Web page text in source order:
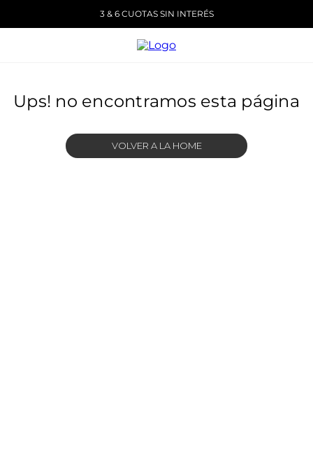
3 & 6 CUOTAS SIN INTERÉS
Ups! no encontramos esta página
VOLVER A LA HOME